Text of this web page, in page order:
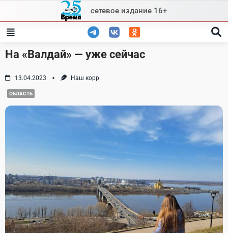
content
сетевое издание 16+
На «Валдай» — уже сейчас
13.04.2023 Наш корр.
ОБЛАСТЬ